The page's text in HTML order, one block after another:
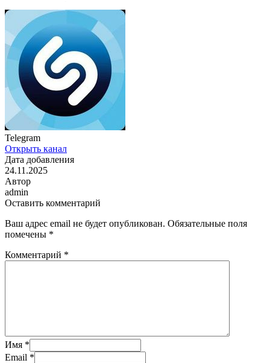
Telegram
Открыть канал
Дата добавления
24.11.2025
Автор
admin
Оставить комментарий
Ваш адрес email не будет опубликован. Обязательные поля
помечены *
Комментарий *
Имя *
Email *